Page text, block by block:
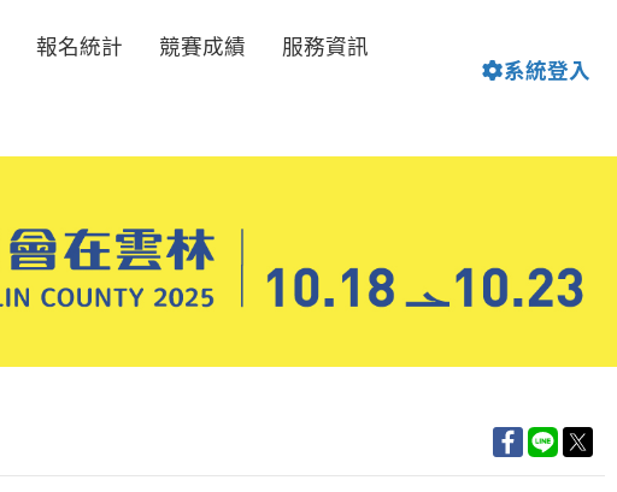
報名統計 競賽成績
服務資訊
系統登入